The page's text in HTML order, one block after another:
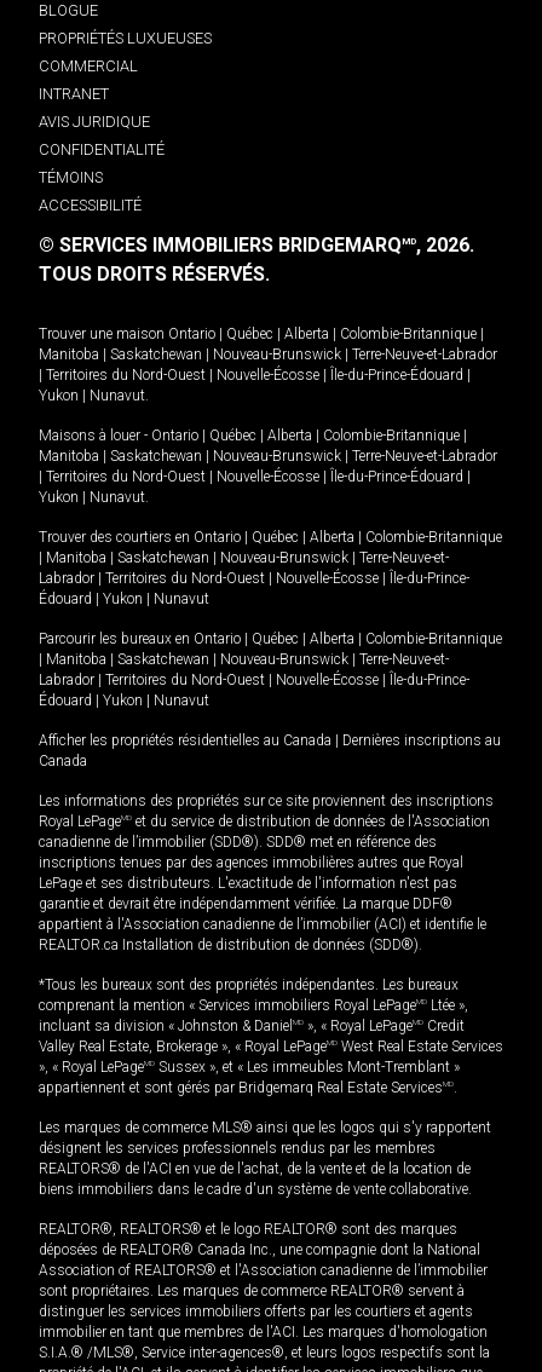
BLOGUE
PROPRIÉTÉS LUXUEUSES
COMMERCIAL
INTRANET
AVIS JURIDIQUE
CONFIDENTIALITÉ
TÉMOINS
ACCESSIBILITÉ
© SERVICES IMMOBILIERS BRIDGEMARQMD, 2026.
TOUS DROITS RÉSERVÉS.
Trouver une maison Ontario Québec Alberta Colombie-Britannique
Manitoba
Saskatchewan Nouveau-Brunswick
Terre-Neuve-et-Labrador
Territoires du Nord-Ouest Nouvelle-Écosse Île-du-Prince-Édouard
Yukon
Nunavut.
Maisons à louer - Ontario Québec Alberta Colombie-Britannique
Manitoba
Saskatchewan Nouveau-Brunswick
Terre-Neuve-et-Labrador
Territoires du Nord-Ouest Nouvelle-Écosse Île-du-Prince-Édouard
Yukon
Nunavut.
Trouver des courtiers en Ontario Québec Alberta
Colombie-Britannique
Manitoba Saskatchewan Nouveau-Brunswick
Terre-Neuve-et-
Labrador
Territoires du Nord-Ouest Nouvelle-Écosse
Île-du-Prince-
Édouard
Yukon Nunavut
Parcourir les bureaux en Ontario Québec Alberta
Colombie-Britannique
Manitoba Saskatchewan Nouveau-Brunswick
Terre-Neuve-et-
Labrador
Territoires du Nord-Ouest Nouvelle-Écosse
Île-du-Prince-
Édouard
Yukon Nunavut
Afficher les propriétés résidentielles au Canada
Dernières inscriptions au
Canada
Les informations des propriétés sur ce site proviennent des inscriptions
Royal LePageMD et du service de distribution de données de l'Association
canadienne de l’immobilier (SDD®). SDD® met en référence des
inscriptions tenues par des agences immobilières autres que Royal
LePage et ses distributeurs. L'exactitude de l'information n'est pas
garantie et devrait être indépendamment vérifiée. La marque DDF®
appartient à l'Association canadienne de l’immobilier (ACI) et identifie le
REALTOR.ca Installation de distribution de données (SDD®).
*Tous les bureaux sont des propriétés indépendantes. Les bureaux
comprenant la mention « Services immobiliers Royal LePageMD Ltée »,
incluant sa division « Johnston & Daniel MD », « Royal LePageMD Credit
Valley Real Estate, Brokerage », « Royal LePageMD West Real Estate Services
», « Royal LePageMD Sussex », et « Les immeubles Mont-Tremblant »
appartiennent et sont gérés par Bridgemarq Real Estate ServicesMD.
Les marques de commerce MLS® ainsi que les logos qui s'y rapportent
désignent les services professionnels rendus par les membres
REALTORS® de l'ACI en vue de l'achat, de la vente et de la location de
biens immobiliers dans le cadre d'un système de vente collaborative.
REALTOR®, REALTORS® et le logo REALTOR® sont des marques
déposées de REALTOR® Canada Inc., une compagnie dont la National
Association of REALTORS® et l'Association canadienne de l’immobilier
sont propriétaires. Les marques de commerce REALTOR® servent à
distinguer les services immobiliers offerts par les courtiers et agents
immobilier en tant que membres de l'ACI. Les marques d'homologation
S.I.A.® /MLS®, Service inter-agences®, et leurs logos respectifs sont la